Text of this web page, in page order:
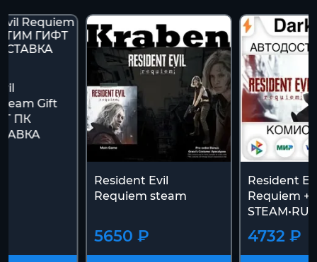
Gift
ПК
Resident Evil
Requiem steam
5650 ₽
Resident
Requiem
4732 ₽